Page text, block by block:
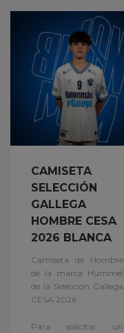
CAMISETA
SELECCIÓN
GALLEGA
HOMBRE CESA
2026 BLANCA
Camiseta de Hombre
de la marca Hummel
de la Selección Gallega
CESA 2026
Para solicitar un